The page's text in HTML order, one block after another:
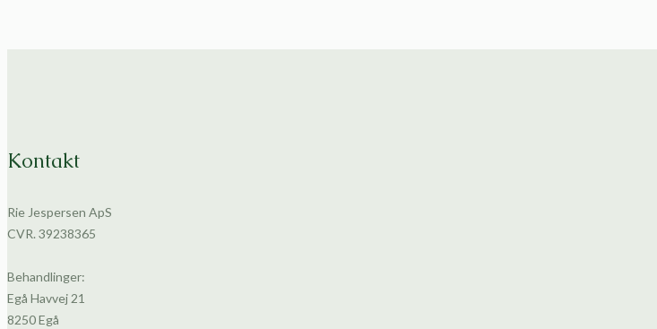
Kontakt
Rie Jespersen ApS
CVR. 39238365
Behandlinger:
Egå Havvej 21
8250 Egå